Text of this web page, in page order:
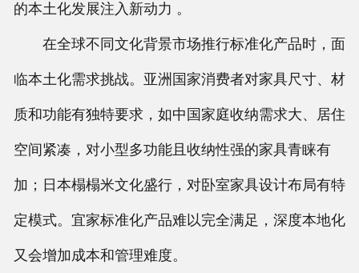
的本土化发展注入新动力 。
在全球不同文化背景市场推行标准化产品时，面
临本土化需求挑战。亚洲国家消费者对家具尺寸、材
质和功能有独特要求，如中国家庭收纳需求大、居住
空间紧凑，对小型多功能且收纳性强的家具青睐有
加；日本榻榻米文化盛行，对卧室家具设计布局有特
定模式。宜家标准化产品难以完全满足，深度本地化
又会增加成本和管理难度。